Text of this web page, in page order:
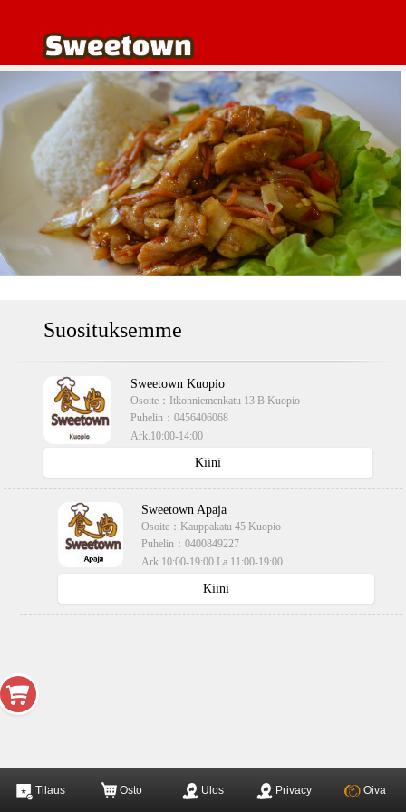
Suosituksemme
Sweetown Kuopio
Osoite：
Itkonniemenkatu 13 B Kuopio
Puhelin：0456406068
Ark.10:00-14:00
Kiini
Sweetown Apaja
Osoite： Kauppakatu 45 Kuopio
Puhelin：0400849227
Ark.10:00-19:00 La.11:00-19:00
Kiini
Tilaus Osto Ulos Privacy Oiva